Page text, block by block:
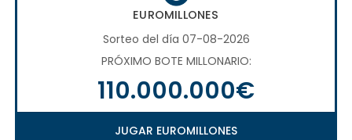
EUROMILLONES
Sorteo del día 07-08-2026
PRÓXIMO BOTE MILLONARIO:
110.000.000€
JUGAR EUROMILLONES